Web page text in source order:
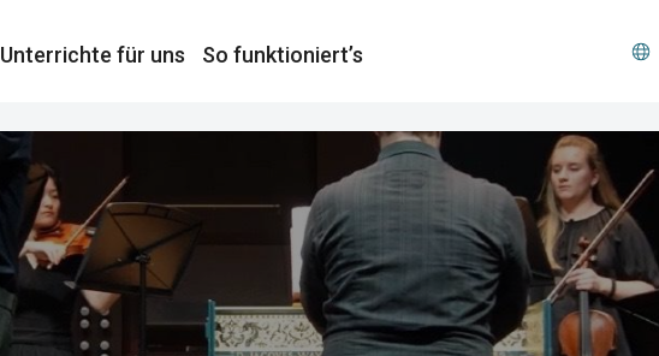
Unterrichte für uns So funktioniert’s